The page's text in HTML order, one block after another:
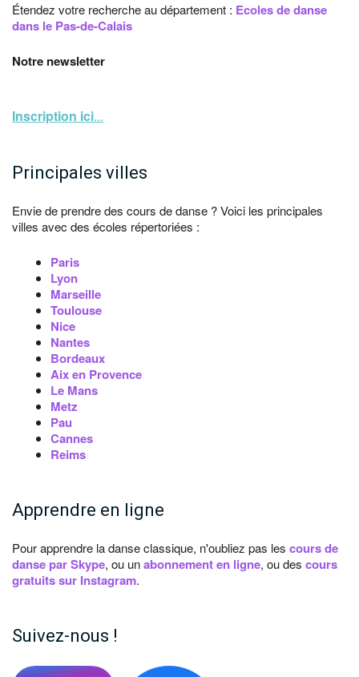
Étendez votre recherche au département : Ecoles de danse
dans le Pas-de-Calais
Notre newsletter
Inscription ici...
Principales villes
Envie de prendre des cours de danse ? Voici les principales
villes avec des écoles répertoriées :
Paris
Lyon
Marseille
Toulouse
Nice
Nantes
Bordeaux
Aix en Provence
Le Mans
Metz
Pau
Cannes
Reims
Apprendre en ligne
Pour apprendre la danse classique, n'oubliez pas les cours de
danse par Skype, ou unabonnement en ligne, ou des cours
gratuits sur Instagram.
Suivez-nous !